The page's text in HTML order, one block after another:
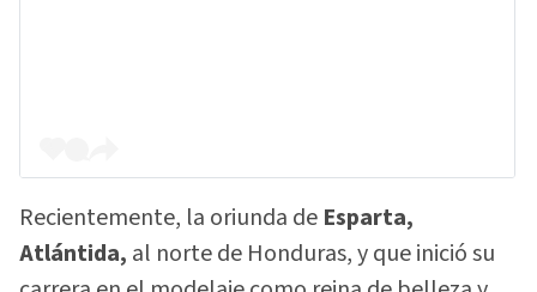
Recientemente, la oriunda de Esparta,
Atlántida, al norte de Honduras, y que inició su